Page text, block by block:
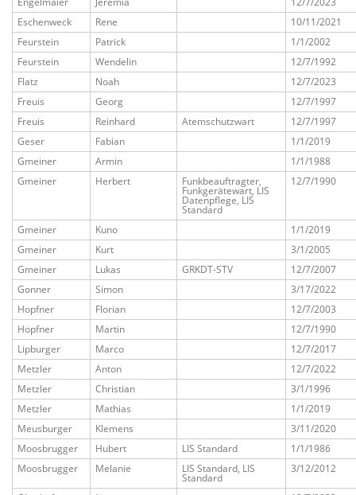
Eschenweck
Rene
10/11/2021
Feurstein
Patrick
1/1/2002
Feurstein
Wendelin
12/7/1992
Flatz
Noah
12/7/2023
Freuis
Georg
12/7/1997
Freuis
Reinhard Atemschutzwart
12/7/1997
Geser
Fabian
1/1/2019
Gmeiner
Armin
1/1/1988
Gmeiner
Herbert Funkbeauftragter,
Funkgerätewart, LIS
Datenpflege, LIS
Standard
12/7/1990
Gmeiner Kuno
1/1/2019
Gmeiner
Kurt
3/1/2005
Gmeiner
Lukas GRKDT-STV
12/7/2007
Gonner
Simon
3/17/2022
Hopfner
Florian
12/7/2003
Hopfner
Martin
12/7/1990
Lipburger
Marco
12/7/2017
Metzler
Anton
12/7/2022
Metzler
Christian
3/1/1996
Metzler
Mathias
1/1/2019
Meusburger
Klemens
3/11/2020
Moosbrugger
Hubert LIS Standard
1/1/1986
Moosbrugger
Melanie LIS Standard, LIS
Standard
3/12/2012